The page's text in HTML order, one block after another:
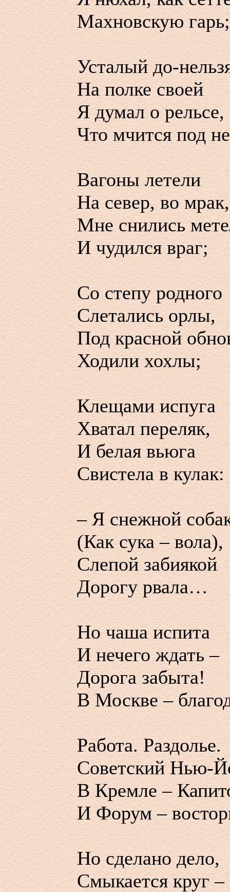
Махновскую гарь;
Усталый до-
На полке своей
Я думал о рельсе,
Что мчится под
Вагоны летели
На север, во
Мне снились
И чудился враг;
Со степу родного
Слетались орлы,
Под красной
Ходили хохлы;
Клещами испуга
Хватал переляк,
И белая вьюга
Свистела в кулак:
– Я снежной
(Как сука – вола),
Слепой забиякой
Дорогу рвала…
Но чаша испита
И нечего ждать –
Дорога забыта!
В Москве –
Работа. Раздолье.
Советский Нью-
В Кремле –
И Форум –
Но сделано дело,
Смыкается круг –